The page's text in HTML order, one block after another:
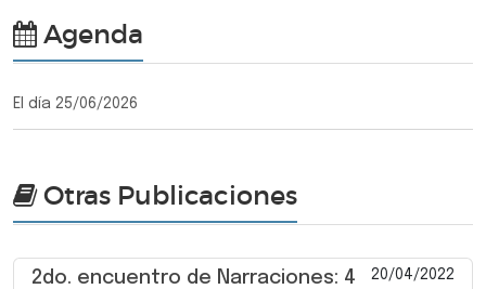
Agenda
El día 25/06/2026
Otras Publicaciones
2do. encuentro de Narraciones: 4
20/04/2022